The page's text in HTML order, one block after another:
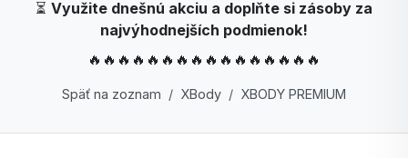
⏳ Využite dnešnú akciu a doplňte si zásoby za
najvýhodnejších podmienok!
🔥🔥🔥🔥🔥🔥🔥🔥🔥🔥🔥🔥🔥🔥🔥🔥
Späť na zoznam XBody XBODY PREMIUM